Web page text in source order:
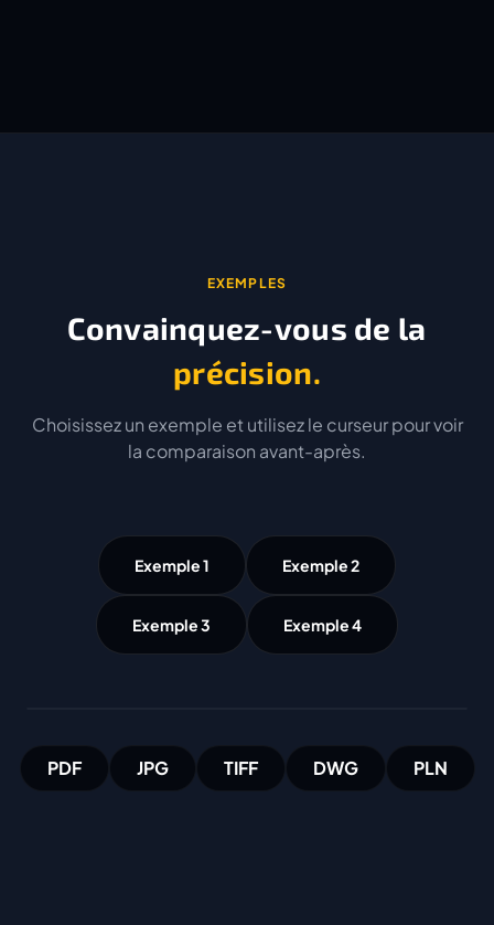
EXEMPLES
Convainquez-vous de la
précision.
Choisissez un exemple et utilisez le curseur pour voir
la comparaison avant-après.
Exemple 1 Exemple 2
Exemple 3 Exemple 4
PDF JPG TIFF DWG PLN